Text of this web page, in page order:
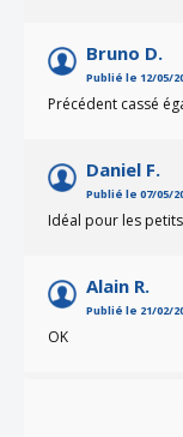
Bruno D.
Publié le 12/05/
Précédent cassé
Daniel F.
Publié le 07/05/
Idéal pour les
Alain R.
Publié le 21/02/
OK
Publié le 23/01/